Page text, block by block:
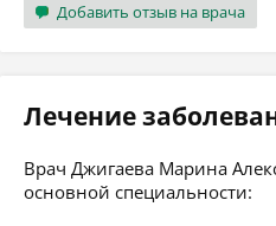
Добавить отзыв на врача
Лечение
Врач Джигаева Марина
основной специальности: